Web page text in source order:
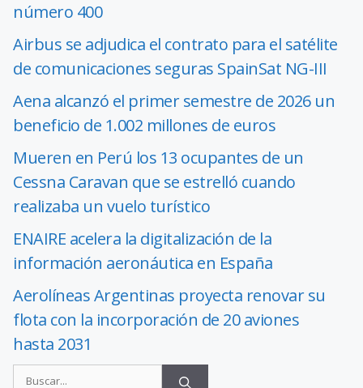
número 400
Airbus se adjudica el contrato para el satélite
de comunicaciones seguras SpainSat NG-III
Aena alcanzó el primer semestre de 2026 un
beneficio de 1.002 millones de euros
Mueren en Perú los 13 ocupantes de un
Cessna Caravan que se estrelló cuando
realizaba un vuelo turístico
ENAIRE acelera la digitalización de la
información aeronáutica en España
Aerolíneas Argentinas proyecta renovar su
flota con la incorporación de 20 aviones
hasta 2031